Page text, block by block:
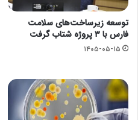
توسعه زیرساخت‌های سلامت
فارس با ۳ پروژه شتاب گرفت
۱۴۰۵-۰۵-۱۵